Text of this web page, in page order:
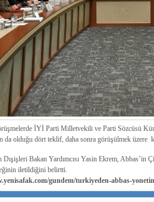
İYİ Parti Milletvekili ve Parti Sözcüsü
da olduğu dört teklif, daha sonra görüşülmek üzere
Bakan Yardımcısı Yasin Ekrem,
iletildiğini belirtti.
gundem/turkiyeden-abbas-